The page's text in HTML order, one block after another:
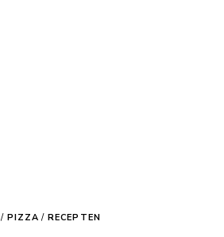
/ PIZZA / RECEPTEN